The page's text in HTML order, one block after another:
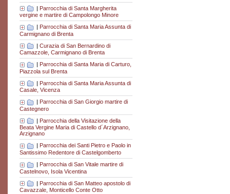
| Parrocchia di Santa Margherita
vergine e martire di Campolongo Minore
| Parrocchia di Santa Maria Assunta di
Carmignano di Brenta
| Curazia di San Bernardino di
Camazzole, Carmignano di Brenta
Parrocchia di Santa Maria di Carturo,
Piazzola sul Brenta
| Parrocchia di Santa Maria Assunta di
Casale, Vicenza
Parrocchia di San Giorgio martire di
Castegnero
| Parrocchia della Visitazione della
Beata Vergine Maria di Castello d´Arzignano,
Arzignano
Parrocchia dei Santi Pietro e Paolo in
Santissimo Redentore di Castelgomberto
| Parrocchia di San Vitale martire di
Castelnovo, Isola Vicentina
| Parrocchia di San Matteo apostolo di
Cavazzale, Monticello Conte Otto